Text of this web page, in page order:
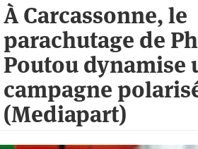
À Carcassonne, le
parachutage de
Poutou dynamise
campagne
(Mediapart)